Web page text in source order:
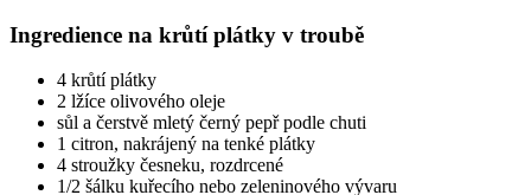
Ingredience na krůtí plátky v troubě
4 krůtí plátky
2 lžíce olivového oleje
sůl a čerstvě mletý černý pepř podle chuti
1 citron, nakrájený na tenké plátky
4 stroužky česneku, rozdrcené
1/2 šálku kuřecího nebo zeleninového vývaru